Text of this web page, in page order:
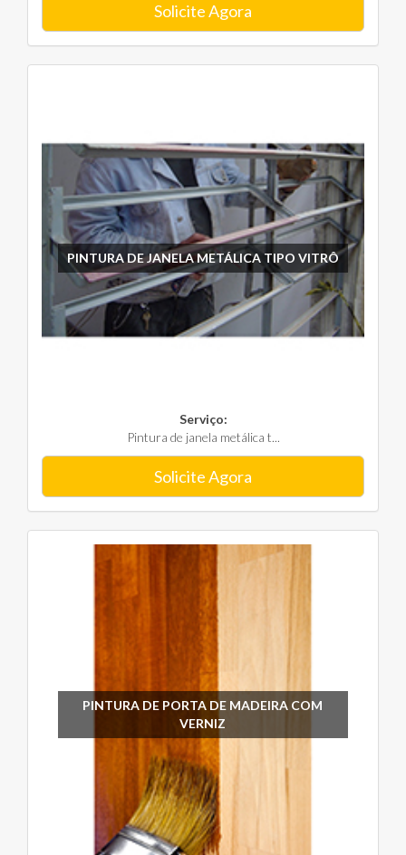
Solicite Agora
PINTURA DE JANELA METÁLICA TIPO VITRÔ
Serviço:
Pintura de janela metálica t...
Solicite Agora
PINTURA DE PORTA DE MADEIRA COM
VERNIZ